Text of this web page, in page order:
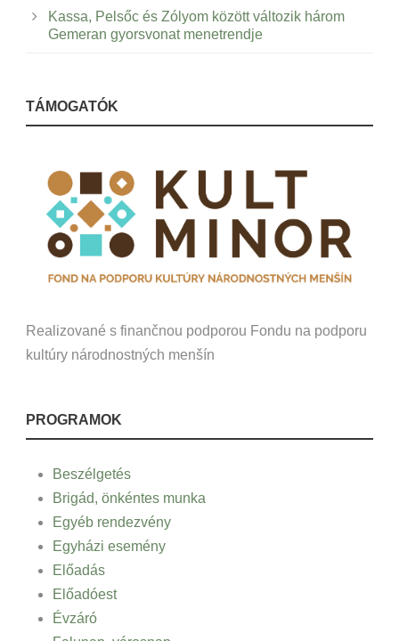
Kassa, Pelsőc és Zólyom között változik három
Gemeran gyorsvonat menetrendje
TÁMOGATÓK
Realizované s finančnou podporou Fondu na podporu
kultúry národnostných menšín
PROGRAMOK
Beszélgetés
Brigád, önkéntes munka
Egyéb rendezvény
Egyházi esemény
Előadás
Előadóest
Évzáró